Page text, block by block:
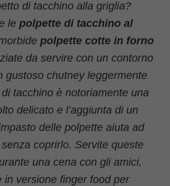
di tacchino alla griglia?
le polpette di tacchino al
polpette cotte in forno
da servire con un contorno
gustoso chutney leggermente
tacchino è notoriamente una
delicato e l’aggiunta di un
delle polpette aiuta ad
coprirlo. Servite queste
una cena con gli amici,
in versione finger food per